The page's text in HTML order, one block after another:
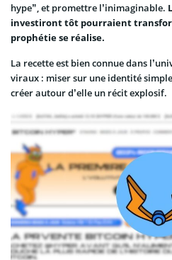
hype”, et promettre l’inimaginable.
investiront tôt pourraient
prophétie se réalise.
La recette est bien connue dans
viraux : miser sur une identité
créer autour d’elle un récit explosif.